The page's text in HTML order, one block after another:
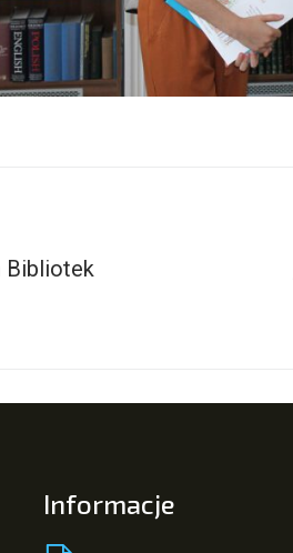
Bibliotek
Informacje